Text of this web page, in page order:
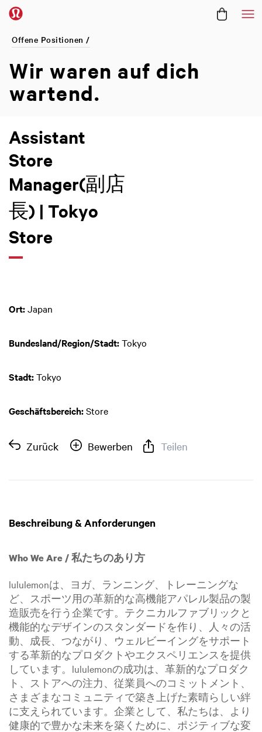
Offene Positionen /
Wir waren auf dich
wartend.
Assistant
Store
Manager(副店
長) | Tokyo
Store
Ort:Japan
Bundesland/Region/Stadt:Tokyo
Stadt:Tokyo
Geschäftsbereich:Store
Zurück Bewerben Teilen
Beschreibung & Anforderungen
Who We Are / 私たちのあり方
lululemonは、ヨガ、ランニング、トレーニングな
ど、スポーツ用の革新的な高機能アパレル製品の製
造販売を行う企業です。テクニカルファブリックと
機能的なデザインのスタンダードを作り、人々の活
動、成長、つながり、ウェルビーイングをサポート
する革新的なプロダクトやエクスペリエンスを提供
しています。lululemonの成功は、革新的なプロダク
ト、ストアへの注力、従業員へのコミットメント、
さまざまなコミュニティで築き上げた素晴らしい絆
に支えられています。企業として、私たちは、より
健康的で豊かな未来を築くために、ポジティブな変